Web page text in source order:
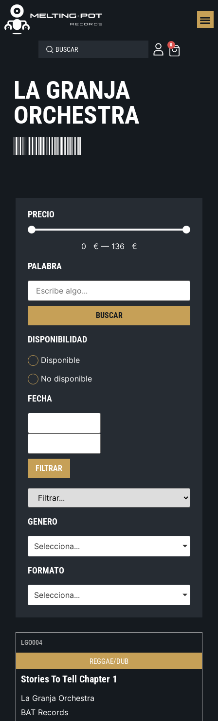
0
LA GRANJA
ORCHESTRA
PRECIO
0 € — 136 €
PALABRA
BUSCAR
DISPONIBILIDAD
Disponible
No disponible
FECHA
FILTRAR
GENERO
Selecciona...
FORMATO
Selecciona...
LGO004
REGGAE/DUB
Stories To Tell Chapter 1
La Granja Orchestra
BAT Records